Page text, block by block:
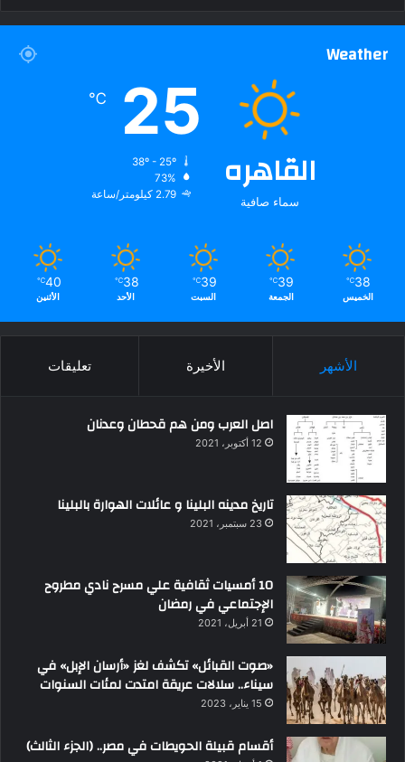
Weather
القاهره
سماء صافية
25
℃
73%
2.79 كيلومتر/ساعة
38
℃
الخميس
39
℃
الجمعة
39
℃
السبت
38
℃
الأحد
40
℃
الأثنين
الأشهر الأخيرة تعليقات
اصل العرب ومن هم قحطان وعدنان
12 أكتوبر، 2021
تاريخ مدينه البلينا و عائلات الهوارة بالبلينا
23 سبتمبر، 2021
10 أمسيات ثقافية علي مسرح نادي مطروح
الإجتماعي في رمضان
21 أبريل، 2021
«صوت القبائل» تكشف لغز «أرسان الإبل» في
سيناء.. سلالات عريقة امتدت لمئات السنوات
15 يناير، 2023
أقسام قبيلة الحويطات في مصر.. (الجزء الثالث)